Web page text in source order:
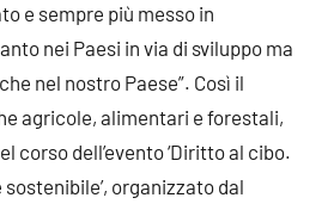
e sempre più messo in
nei Paesi in via di sviluppo ma
nel nostro Paese”. Così il
agricole, alimentari e forestali,
corso dell’evento ‘Diritto al cibo.
organizzato dal